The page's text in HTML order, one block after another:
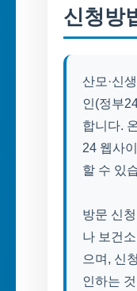
신청방
산모·신
인(정부
합니다.
24 웹사
할 수 있
방문 신
나 보건
으며, 신
인하는